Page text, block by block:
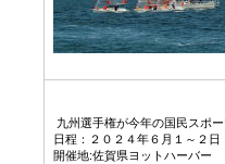
九州選手権が今年の国民スポ
日程：２０２４年６月１～２日
開催地:佐賀県ヨットハーバー